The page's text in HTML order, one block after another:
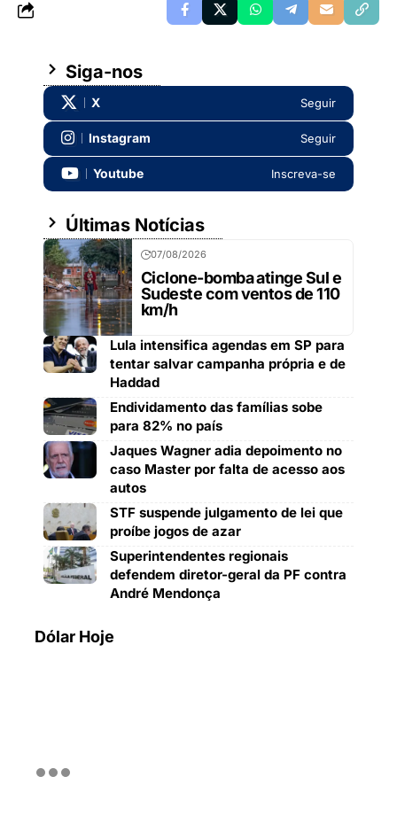
Siga-nos
X Seguir
Instagram Seguir
Youtube Inscreva-se
Últimas Notícias
07/08/2026
Ciclone-bomba atinge Sul e
Sudeste com ventos de 110
km/h
Lula intensifica agendas em SP para
tentar salvar campanha própria e de
Haddad
Endividamento das famílias sobe
para 82% no país
Jaques Wagner adia depoimento no
caso Master por falta de acesso aos
autos
STF suspende julgamento de lei que
proíbe jogos de azar
Superintendentes regionais
defendem diretor-geral da PF contra
André Mendonça
Dólar Hoje